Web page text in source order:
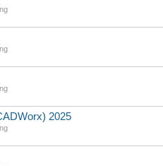
2025